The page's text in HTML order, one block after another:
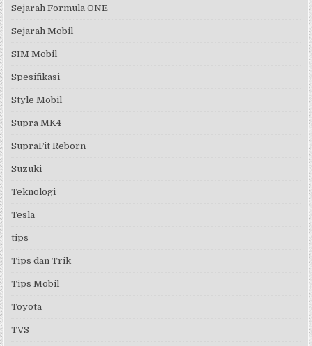
Sejarah Formula ONE
Sejarah Mobil
SIM Mobil
Spesifikasi
Style Mobil
Supra MK4
SupraFit Reborn
Suzuki
Teknologi
Tesla
tips
Tips dan Trik
Tips Mobil
Toyota
TVS